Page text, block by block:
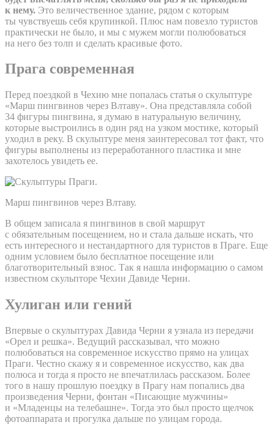
к нему. Это величественное здание, рядом с которым
ты чувствуешь себя крупинкой. Плюс нам повезло туристов
практически не было, и мы с мужем могли полюбоваться
на него без толп и сделать красивые фото.
Прага современная
Перед поездкой в Чехию мне попалась статья о скульптуре
«Марш пингвинов через Влтаву». Она представляла собой
34 фигуры пингвина, я думаю в натуральную величину,
которые выстроились в один ряд на узком мостике, который
уходил в реку. В скульптуре меня заинтересовал тот факт, что
фигуры выполнены из переработанного пластика и мне
захотелось увидеть ее.
Марш пингвинов через Влтаву.
В общем записала я пингвинов в свой маршрут
с обязательным посещением, но и стала дальше искать, что
есть интересного и нестандартного для туристов в Праге. Еще
одним условием было бесплатное посещение или
благотворительный взнос. Так я нашла информацию о самом
известном скульпторе Чехии Давиде Черни.
Хулиган или гений
Впервые о скульптурах Давида Черни я узнала из передачи
«Орел и решка». Ведущий рассказывал, что можно
полюбоваться на современное искусство прямо на улицах
Праги. Честно скажу я и современное искусство, как два
полюса и тогда я просто не впечатлилась рассказом. Более
того в нашу прошлую поездку в Прагу нам попались два
произведения Черни, фонтан «Писающие мужчины»
и «Младенцы на телебашне». Тогда это был просто щелчок
фотоаппарата и прогулка дальше по улицам города.